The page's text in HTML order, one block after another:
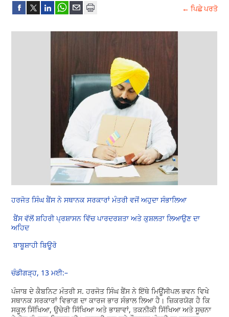
← ਪਿਛੇ ਪਰਤੋ
ਹਰਜੋਤ ਸਿੰਘ ਬੈਂਸ ਨੇ ਸਥਾਨਕ ਸਰਕਾਰਾਂ ਮੰਤਰੀ ਵਜੋਂ ਅਹੁਦਾ ਸੰਭਾਲਿਆ
ਬੈਂਸ ਵੱਲੋਂ ਸ਼ਹਿਰੀ ਪ੍ਰਸ਼ਾਸਨ ਵਿੱਚ ਪਾਰਦਰਸ਼ਤਾ ਅਤੇ ਕੁਸ਼ਲਤਾ ਲਿਆਉਣ ਦਾ
ਅਹਿਦ
ਬਾਬੂਸ਼ਾਹੀ ਬਿਊਰੋ
ਚੰਡੀਗੜ੍ਹ, 13 ਮਈ:–
ਪੰਜਾਬ ਦੇ ਕੈਬਨਿਟ ਮੰਤਰੀ ਸ. ਹਰਜੋਤ ਸਿੰਘ ਬੈਂਸ ਨੇ ਇੱਥੇ ਮਿਊਂਸੀਪਲ ਭਵਨ ਵਿਖੇ
ਸਥਾਨਕ ਸਰਕਾਰਾਂ ਵਿਭਾਗ ਦਾ ਕਾਰਜ ਭਾਰ ਸੰਭਾਲ ਲਿਆ ਹੈ। ਜ਼ਿਕਰਯੋਗ ਹੈ ਕਿ
ਸਕੂਲ ਸਿੱਖਿਆ, ਉਚੇਰੀ ਸਿੱਖਿਆ ਅਤੇ ਭਾਸ਼ਾਵਾਂ, ਤਕਨੀਕੀ ਸਿੱਖਿਆ ਅਤੇ ਸੂਚਨਾ